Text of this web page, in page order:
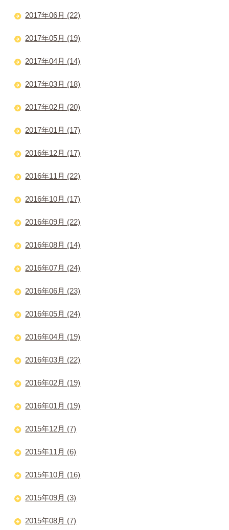
2017年06月 (22)
2017年05月 (19)
2017年04月 (14)
2017年03月 (18)
2017年02月 (20)
2017年01月 (17)
2016年12月 (17)
2016年11月 (22)
2016年10月 (17)
2016年09月 (22)
2016年08月 (14)
2016年07月 (24)
2016年06月 (23)
2016年05月 (24)
2016年04月 (19)
2016年03月 (22)
2016年02月 (19)
2016年01月 (19)
2015年12月 (7)
2015年11月 (6)
2015年10月 (16)
2015年09月 (3)
2015年08月 (7)